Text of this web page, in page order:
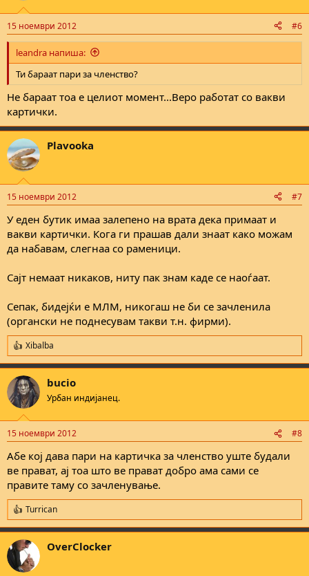
15 ноември 2012 #6
leandra напиша:
Ти бараат пари за членство?
Не бараат тоа е целиот момент...Веро работат со вакви
картички.
Plavooka
15 ноември 2012 #7
У еден бутик имаа залепено на врата дека примаат и
вакви картички. Кога ги прашав дали знаат како можам
да набавам, слегнаа со раменици.
Сајт немаат никаков, ниту пак знам каде се наоѓаат.
Сепак, бидејќи е МЛМ, никогаш не би се зачленила
(органски не поднесувам такви т.н. фирми).
R
e
a
c
t
i
s
Xibalba
bucio
Урбан индијанец.
15 ноември 2012 #8
Абе кој дава пари на картичка за членство уште будали
ве прават, ај тоа што ве прават добро ама сами се
правите таму со зачленување.
R
e
a
c
t
i
Turrican
OverClocker